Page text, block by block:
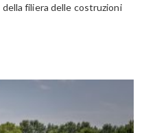
della filiera delle costruzioni